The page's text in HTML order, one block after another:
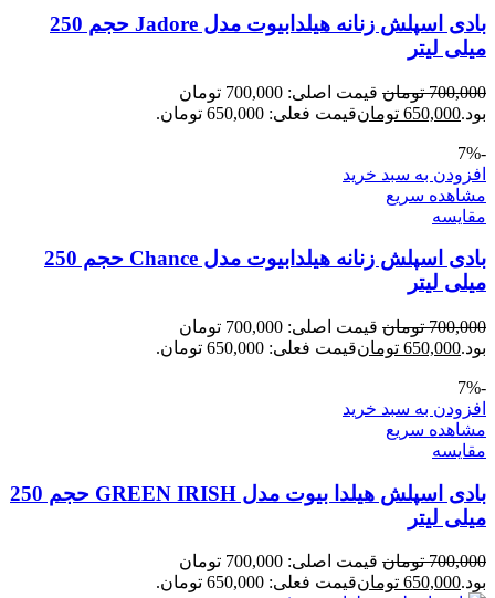
بادی اسپلش زنانه هیلدابیوت مدل Jadore حجم 250
میلی لیتر
700,000 تومان
قیمت اصلی: 700,000 تومان
بود.650,000 تومانقیمت فعلی: 650,000 تومان.
-7%
افزودن به سبد خرید
مشاهده سریع
مقایسه
بادی اسپلش زنانه هیلدابیوت مدل Chance حجم 250
میلی لیتر
700,000 تومان
قیمت اصلی: 700,000 تومان
بود.650,000 تومانقیمت فعلی: 650,000 تومان.
-7%
افزودن به سبد خرید
مشاهده سریع
مقایسه
بادی اسپلش هیلدا بیوت مدل GREEN IRISH حجم 250
میلی لیتر
700,000 تومان
قیمت اصلی: 700,000 تومان
بود.650,000 تومانقیمت فعلی: 650,000 تومان.